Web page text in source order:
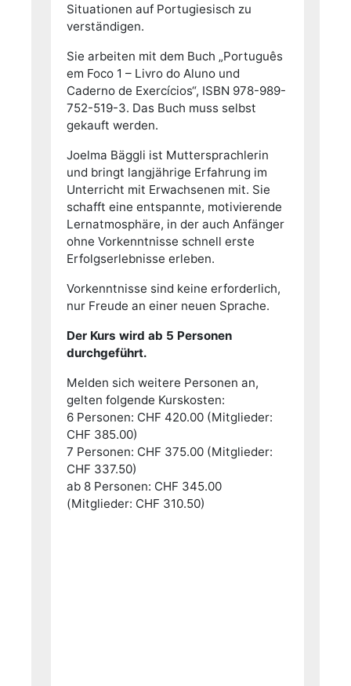
Situationen auf Portugiesisch zu
verständigen.
Sie arbeiten mit dem Buch „Português
em Foco 1 – Livro do Aluno und
Caderno de Exercícios“, ISBN 978-989-
752-519-3. Das Buch muss selbst
gekauft werden.
Joelma Bäggli ist Muttersprachlerin
und bringt langjährige Erfahrung im
Unterricht mit Erwachsenen mit. Sie
schafft eine entspannte, motivierende
Lernatmosphäre, in der auch Anfänger
ohne Vorkenntnisse schnell erste
Erfolgserlebnisse erleben.
Vorkenntnisse sind keine erforderlich,
nur Freude an einer neuen Sprache.
Der Kurs wird ab 5 Personen
durchgeführt.
Melden sich weitere Personen an,
gelten folgende Kurskosten:
6 Personen: CHF 420.00 (Mitglieder:
CHF 385.00)
7 Personen: CHF 375.00 (Mitglieder:
CHF 337.50)
ab 8 Personen: CHF 345.00
(Mitglieder: CHF 310.50)